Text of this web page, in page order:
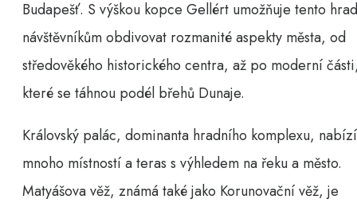
Budapešť. S výškou kopce Gellért umožňuje tento hrad
návštěvníkům obdivovat rozmanité aspekty města, od
středověkého historického centra, až po moderní
které se táhnou podél břehů Dunaje.
Královský palác, dominanta hradního komplexu, nabízí
mnoho místností a teras s výhledem na řeku a město.
Matyášova věž, známá také jako Korunovační věž, je